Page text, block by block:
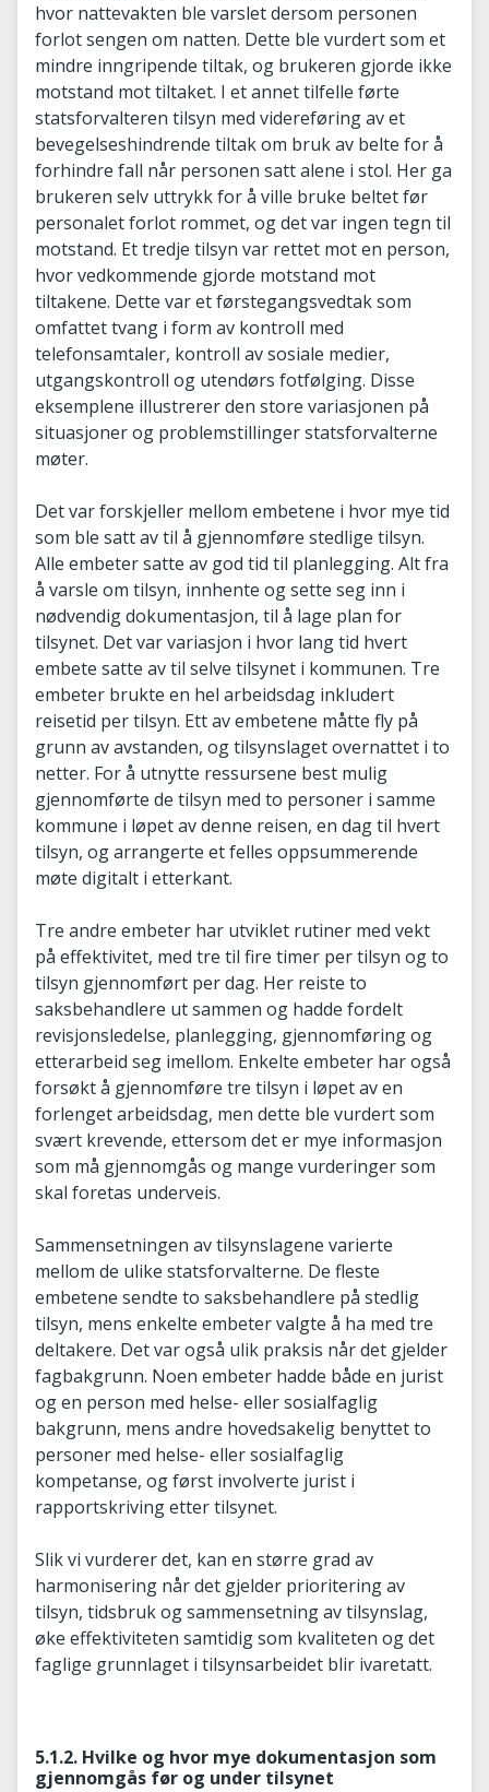
hvor nattevakten ble varslet dersom personen
forlot sengen om natten. Dette ble vurdert som et
mindre inngripende tiltak, og brukeren gjorde ikke
motstand mot tiltaket. I et annet tilfelle førte
statsforvalteren tilsyn med videreføring av et
bevegelseshindrende tiltak om bruk av belte for å
forhindre fall når personen satt alene i stol. Her ga
brukeren selv uttrykk for å ville bruke beltet før
personalet forlot rommet, og det var ingen tegn til
motstand. Et tredje tilsyn var rettet mot en person,
hvor vedkommende gjorde motstand mot
tiltakene. Dette var et førstegangsvedtak som
omfattet tvang i form av kontroll med
telefonsamtaler, kontroll av sosiale medier,
utgangskontroll og utendørs fotfølging. Disse
eksemplene illustrerer den store variasjonen på
situasjoner og problemstillinger statsforvalterne
møter.
Det var forskjeller mellom embetene i hvor mye tid
som ble satt av til å gjennomføre stedlige tilsyn.
Alle embeter satte av god tid til planlegging. Alt fra
å varsle om tilsyn, innhente og sette seg inn i
nødvendig dokumentasjon, til å lage plan for
tilsynet. Det var variasjon i hvor lang tid hvert
embete satte av til selve tilsynet i kommunen. Tre
embeter brukte en hel arbeidsdag inkludert
reisetid per tilsyn. Ett av embetene måtte fly på
grunn av avstanden, og tilsynslaget overnattet i to
netter. For å utnytte ressursene best mulig
gjennomførte de tilsyn med to personer i samme
kommune i løpet av denne reisen, en dag til hvert
tilsyn, og arrangerte et felles oppsummerende
møte digitalt i etterkant.
Tre andre embeter har utviklet rutiner med vekt
på effektivitet, med tre til fire timer per tilsyn og to
tilsyn gjennomført per dag. Her reiste to
saksbehandlere ut sammen og hadde fordelt
revisjonsledelse, planlegging, gjennomføring og
etterarbeid seg imellom. Enkelte embeter har også
forsøkt å gjennomføre tre tilsyn i løpet av en
forlenget arbeidsdag, men dette ble vurdert som
svært krevende, ettersom det er mye informasjon
som må gjennomgås og mange vurderinger som
skal foretas underveis.
Sammensetningen av tilsynslagene varierte
mellom de ulike statsforvalterne. De fleste
embetene sendte to saksbehandlere på stedlig
tilsyn, mens enkelte embeter valgte å ha med tre
deltakere. Det var også ulik praksis når det gjelder
fagbakgrunn. Noen embeter hadde både en jurist
og en person med helse- eller sosialfaglig
bakgrunn, mens andre hovedsakelig benyttet to
personer med helse- eller sosialfaglig
kompetanse, og først involverte jurist i
rapportskriving etter tilsynet.
Slik vi vurderer det, kan en større grad av
harmonisering når det gjelder prioritering av
tilsyn, tidsbruk og sammensetning av tilsynslag,
øke effektiviteten samtidig som kvaliteten og det
faglige grunnlaget i tilsynsarbeidet blir ivaretatt.
5.1.2. Hvilke og hvor mye dokumentasjon som
gjennomgås før og under tilsynet